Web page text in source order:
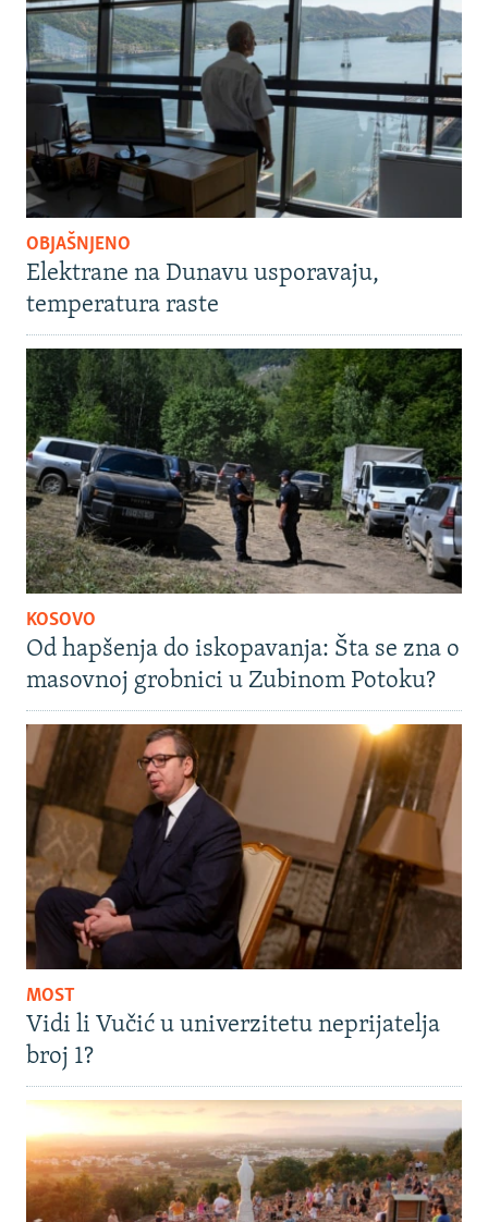
OBJAŠNJENO
Elektrane na Dunavu usporavaju,
temperatura raste
KOSOVO
Od hapšenja do iskopavanja: Šta se zna o
masovnoj grobnici u Zubinom Potoku?
MOST
Vidi li Vučić u univerzitetu neprijatelja
broj 1?